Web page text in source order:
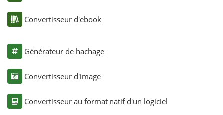
Convertisseur d'ebook
Générateur de hachage
Convertisseur d'image
Convertisseur au format natif d'un logiciel